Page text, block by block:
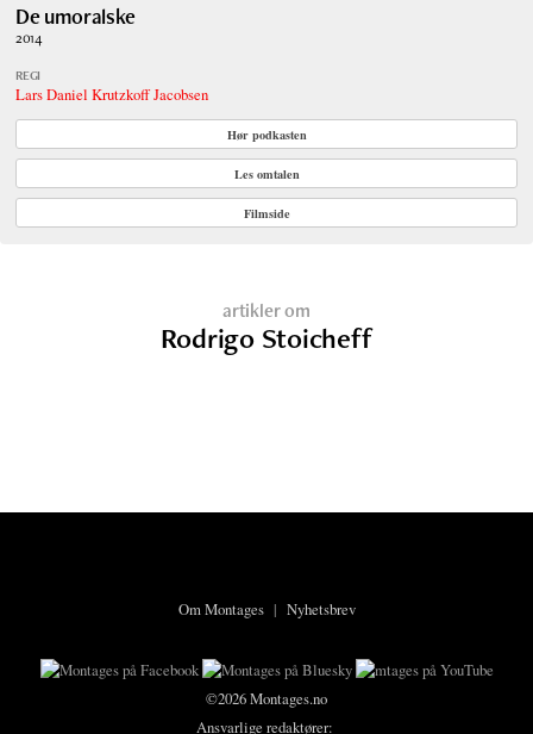
De umoralske
2014
REGI
Lars Daniel Krutzkoff Jacobsen
Hør podkasten
Les omtalen
Filmside
artikler om
Rodrigo Stoicheff
Om Montages| Nyhetsbrev
©2026 Montages.no
Ansvarlige redaktører: